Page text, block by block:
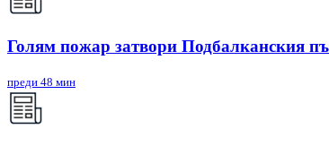
Голям пожар затвори Подбалканския
преди 48 мин